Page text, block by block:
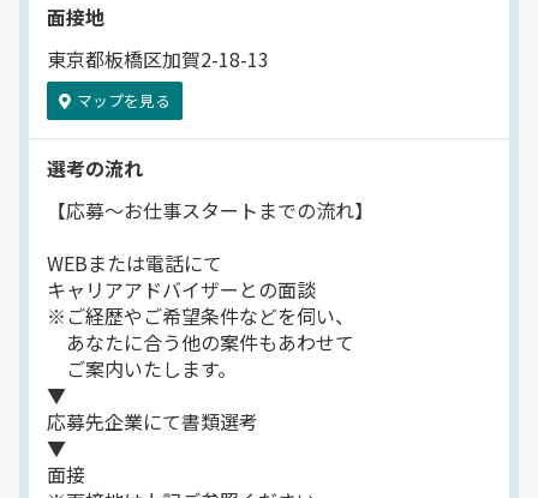
面接地
東京都板橋区加賀2-18-13
マップを見る
選考の流れ
【応募～お仕事スタートまでの流れ】
WEBまたは電話にて
キャリアアドバイザーとの面談
※ご経歴やご希望条件などを伺い、
あなたに合う他の案件もあわせて
ご案内いたします。
▼
応募先企業にて書類選考
▼
面接